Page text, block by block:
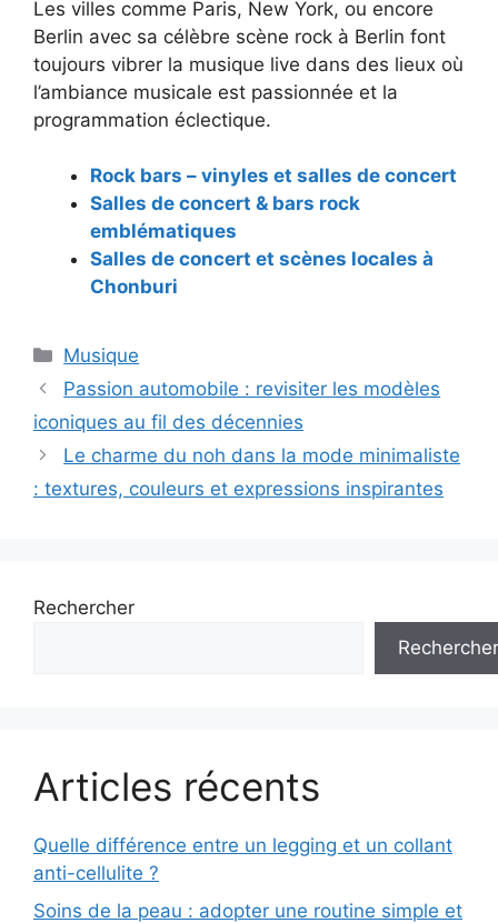
Les villes comme Paris, New York, ou encore
Berlin avec sa célèbre scène rock à Berlin font
toujours vibrer la musique live dans des lieux où
l’ambiance musicale est passionnée et la
programmation éclectique.
Rock bars – vinyles et salles de concert
Salles de concert & bars rock
emblématiques
Salles de concert et scènes locales à
Chonburi
Catégories
Musique
Navigation
des
articles
Passion automobile : revisiter les modèles
iconiques au fil des décennies
Le charme du noh dans la mode minimaliste
: textures, couleurs et expressions inspirantes
Rechercher
Rechercher
Articles récents
Quelle différence entre un legging et un collant
anti-cellulite ?
Soins de la peau : adopter une routine simple et